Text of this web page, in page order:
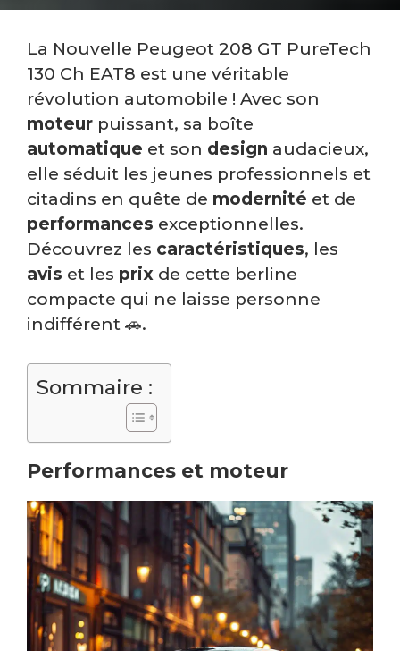
La Nouvelle Peugeot 208 GT PureTech
130 Ch EAT8 est une véritable
révolution automobile ! Avec son
moteur puissant, sa boîte
automatique et son design audacieux,
elle séduit les jeunes professionnels et
citadins en quête de modernité et de
performances exceptionnelles.
Découvrez les caractéristiques, les
avis et les prix de cette berline
compacte qui ne laisse personne
indifférent 🚗.
Sommaire :
Performances et moteur